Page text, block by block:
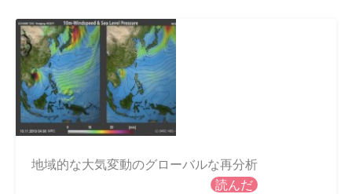
地域的な大気変動のグローバルな再分析
読んだ